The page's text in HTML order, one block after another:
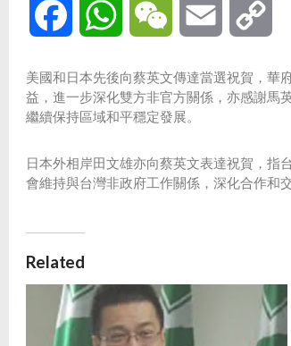
Facebook WhatsAppWeChat Email
美國和日本先後向蔡英文傳達當選祝賀，華
益，進一步深化雙方非官方關係，亦感謝馬
繼續保持區域和平穩定發展。
日本外相岸田文雄亦向蔡英文表達祝賀，指
會維持與台灣非政府工作關係，深化合作和
Related